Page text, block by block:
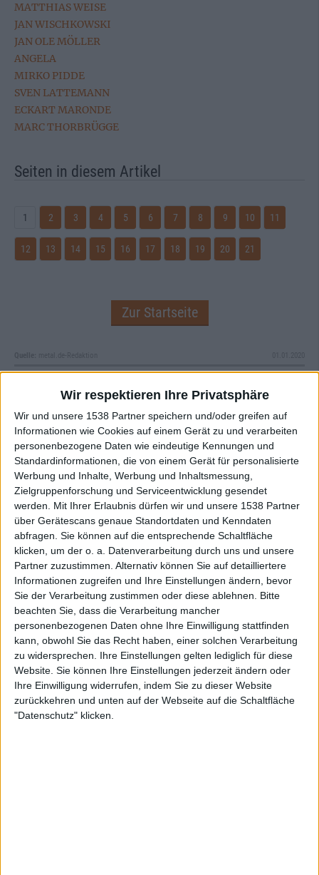
Wir respektieren Ihre Privatsphäre
Wir und unsere 1538 Partner speichern und/oder greifen auf
Informationen wie Cookies auf einem Gerät zu und verarbeiten
personenbezogene Daten wie eindeutige Kennungen und
Standardinformationen, die von einem Gerät für personalisierte
Werbung und Inhalte, Werbung und Inhaltsmessung,
Zielgruppenforschung und Serviceentwicklung gesendet
werden.
Mit Ihrer Erlaubnis dürfen wir und unsere 1538 Partner
über Gerätescans genaue Standortdaten und Kenndaten
abfragen. Sie können auf die entsprechende Schaltfläche
klicken, um der o. a. Datenverarbeitung durch uns und unsere
Partner zuzustimmen. Alternativ können Sie auf detailliertere
Informationen zugreifen und Ihre Einstellungen ändern, bevor
Sie der Verarbeitung zustimmen oder diese ablehnen.
Bitte
beachten Sie, dass die Verarbeitung mancher
personenbezogenen Daten ohne Ihre Einwilligung stattfinden
kann, obwohl Sie das Recht haben, einer solchen Verarbeitung
zu widersprechen. Ihre Einstellungen gelten lediglich für diese
Website. Sie können Ihre Einstellungen jederzeit ändern oder
Ihre Einwilligung widerrufen, indem Sie zu dieser Website
zurückkehren und unten auf der Webseite auf die Schaltfläche
"Datenschutz" klicken.
MATTHIAS WEISE
JAN WISCHKOWSKI
JAN OLE MÖLLER
ANGELA
MIRKO PIDDE
SVEN LATTEMANN
ECKART MARONDE
MARC THORBRÜGGE
Seiten in diesem Artikel
1 2 3 4 5 6 7 8 9 10 11
12 13 14 15 16 17 18 19 20 21
Zur Startseite
metal.de Redaktion
Newsletter abonnieren
Interessante Alben finden
Auf der Suche nach neuer Mucke? Durchsuche unser Review-Archiv mit
aktuell38633Reviews und lass Dich inspirieren!
Nach Wertung filtern